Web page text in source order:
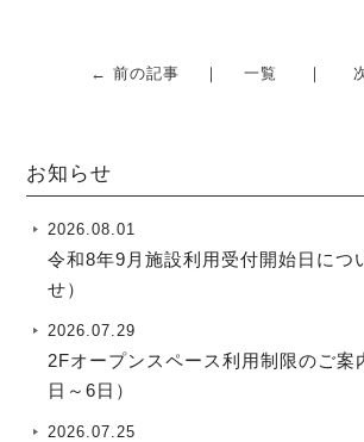
← 前の記事 一覧
お知らせ
2026.08.01
令和8年9月施設利用受付開始日につ
せ）
2026.07.29
2Fオープンスペース利用制限のご案
日～6日）
2026.07.25